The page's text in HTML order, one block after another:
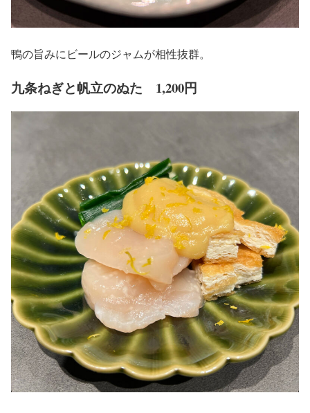
鴨の旨みにビールのジャムが相性抜群。
九条ねぎと帆立のぬた 1,200円